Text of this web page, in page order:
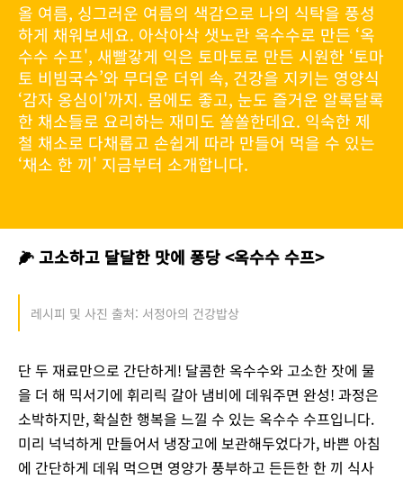
올 여름, 싱그러운 여름의 색감으로 나의 식탁을 풍성
하게 채워보세요. 아삭아삭 샛노란 옥수수로 만든 ‘옥
수수 수프', 새빨갛게 익은 토마토로 만든 시원한 ‘토마
토 비빔국수’와 무더운 더위 속, 건강을 지키는 영양식
‘감자 옹심이'까지. 몸에도 좋고, 눈도 즐거운 알록달록
한 채소들로 요리하는 재미도 쏠쏠한데요. 익숙한 제
철 채소로 다채롭고 손쉽게 따라 만들어 먹을 수 있는
‘채소 한 끼' 지금부터 소개합니다.
🌽 고소하고 달달한 맛에 퐁당 <옥수수 수프>
레시피 및 사진 출처: 서정아의 건강밥상
단 두 재료만으로 간단하게! 달콤한 옥수수와 고소한 잣에 물
을 더 해 믹서기에 휘리릭 갈아 냄비에 데워주면 완성! 과정은
소박하지만, 확실한 행복을 느낄 수 있는 옥수수 수프입니다.
미리 넉넉하게 만들어서 냉장고에 보관해두었다가, 바쁜 아침
에 간단하게 데워 먹으면 영양가 풍부하고 든든한 한 끼 식사